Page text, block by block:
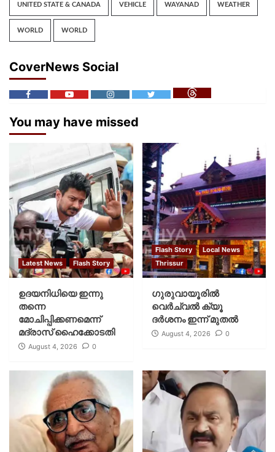
UNITED STATE & CANADA VEHICLE WAYANAD WEATHER
WORLD WORLD
CoverNews Social
You may have missed
Latest News Flash Story
ഉദയനിധിയെ ഇന്നു
തന്നെ
മോചിപ്പിക്കണമെന്ന്
മദ്രാസ് ഹൈക്കോടതി
August 4, 2026 0
Flash Story
Local News
Thrissur
ഗുരുവായൂരില്‍
വെര്‍ച്വല്‍ ക്യൂ
ദര്‍ശനം ഇന്ന് മുതല്‍
August 4, 2026 0